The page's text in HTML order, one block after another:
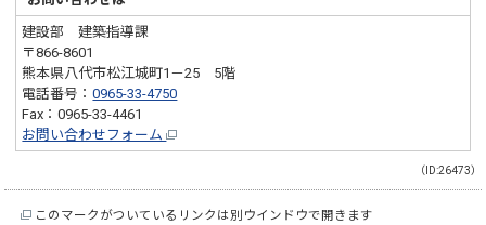
建設部 建築指導課
〒866-8601
熊本県八代市松江城町1－25 5階
電話番号：0965-33-4750
Fax：0965-33-4461
お問い合わせフォーム
（ID:26473）
このマークがついているリンクは別ウインドウで開きます